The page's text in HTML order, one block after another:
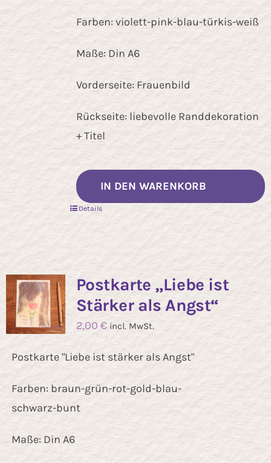
Farben: violett-pink-blau-türkis-weiß
Maße: Din A6
Vorderseite: Frauenbild
Rückseite: liebevolle Randdekoration
+ Titel
IN DEN WARENKORB
Details
Postkarte „Liebe ist
Stärker als Angst“
2,00 € incl. MwSt.
Postkarte "Liebe ist stärker als Angst"
Farben: braun-grün-rot-gold-blau-
schwarz-bunt
Maße: Din A6